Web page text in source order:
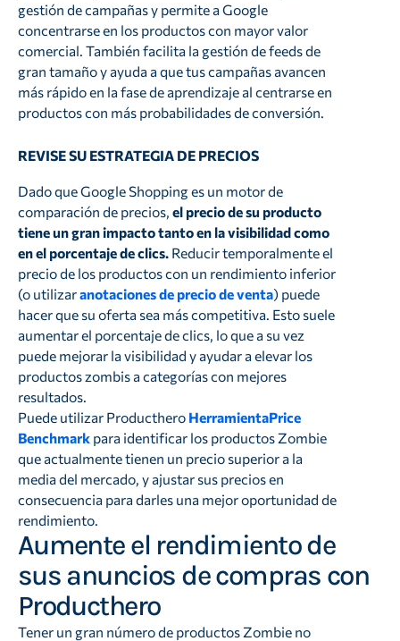
gestión de campañas y permite a Google
concentrarse en los productos con mayor valor
comercial. También facilita la gestión de feeds de
gran tamaño y ayuda a que tus campañas avancen
más rápido en la fase de aprendizaje al centrarse en
productos con más probabilidades de conversión.
REVISE SU ESTRATEGIA DE PRECIOS
Dado que Google Shopping es un motor de
comparación de precios, el precio de su producto
tiene un gran impacto tanto en la visibilidad como
en el porcentaje de clics. Reducir temporalmente el
precio de los productos con un rendimiento inferior
(o utilizaranotaciones de precio de venta) puede
hacer que su oferta sea más competitiva. Esto suele
aumentar el porcentaje de clics, lo que a su vez
puede mejorar la visibilidad y ayudar a elevar los
productos zombis a categorías con mejores
resultados.
Puede utilizar Producthero HerramientaPrice
Benchmark para identificar los productos Zombie
que actualmente tienen un precio superior a la
media del mercado, y ajustar sus precios en
consecuencia para darles una mejor oportunidad de
rendimiento.
Aumente el rendimiento de
sus anuncios de compras con
Producthero
Tener un gran número de productos Zombie no